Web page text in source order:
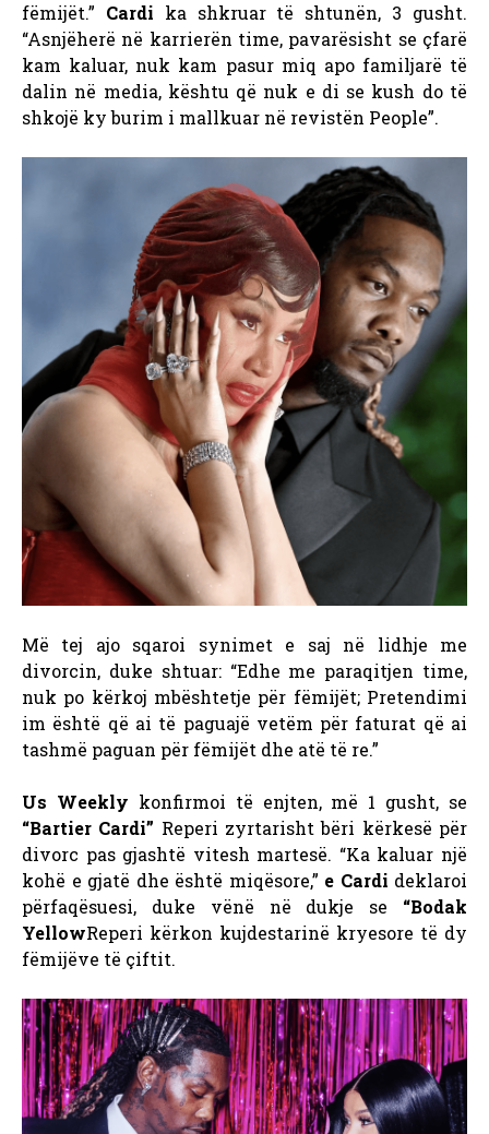
fëmijët.” Cardi ka shkruar të shtunën, 3 gusht.
“Asnjëherë në karrierën time, pavarësisht se çfarë
kam kaluar, nuk kam pasur miq apo familjarë të
dalin në media, kështu që nuk e di se kush do të
shkojë ky burim i mallkuar në revistën People”.
Më tej ajo sqaroi synimet e saj në lidhje me
divorcin, duke shtuar: “Edhe me paraqitjen time,
nuk po kërkoj mbështetje për fëmijët; Pretendimi
im është që ai të paguajë vetëm për faturat që ai
tashmë paguan për fëmijët dhe atë të re.”
Us Weekly konfirmoi të enjten, më 1 gusht, se
“Bartier Cardi” Reperi zyrtarisht bëri kërkesë për
divorc pas gjashtë vitesh martesë. “Ka kaluar një
kohë e gjatë dhe është miqësore,” e Cardi deklaroi
përfaqësuesi, duke vënë në dukje se “Bodak
YellowReperi kërkon kujdestarinë kryesore të dy
fëmijëve të çiftit.